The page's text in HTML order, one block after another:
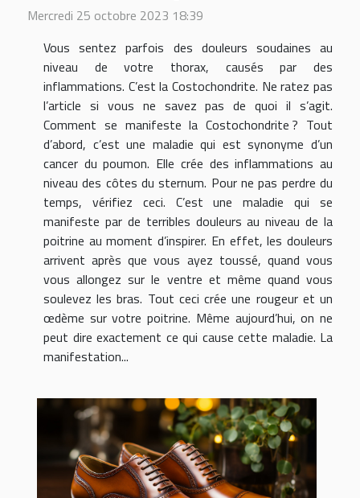
Mercredi 25 octobre 2023 18:39
Vous sentez parfois des douleurs soudaines au
niveau de votre thorax, causés par des
inflammations. C’est la Costochondrite. Ne ratez pas
l’article si vous ne savez pas de quoi il s’agit.
Comment se manifeste la Costochondrite ? Tout
d’abord, c’est une maladie qui est synonyme d’un
cancer du poumon. Elle crée des inflammations au
niveau des côtes du sternum. Pour ne pas perdre du
temps, vérifiez ceci. C’est une maladie qui se
manifeste par de terribles douleurs au niveau de la
poitrine au moment d’inspirer. En effet, les douleurs
arrivent après que vous ayez toussé, quand vous
vous allongez sur le ventre et même quand vous
soulevez les bras. Tout ceci crée une rougeur et un
œdème sur votre poitrine. Même aujourd’hui, on ne
peut dire exactement ce qui cause cette maladie. La
manifestation...